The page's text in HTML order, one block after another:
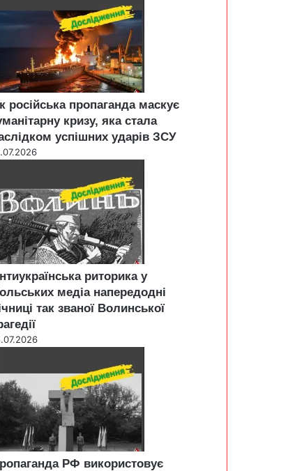
російська пропаганда маскує
кризу, яка стала
успішних ударів ЗСУ
риторика у
медіа напередодні
так званої Волинської
РФ використовує